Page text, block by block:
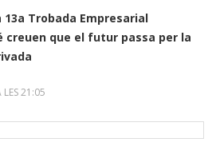
13a Trobada Empresarial
creuen que el futur passa per la
21:05